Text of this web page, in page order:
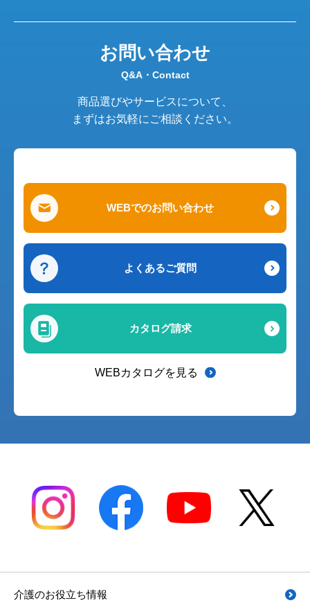
お問い合わせ
Q&A・Contact
商品選びやサービスについて、
まずはお気軽にご相談ください。
WEBでのお問い合わせ
よくあるご質問
カタログ請求
WEBカタログを見る
介護のお役立ち情報